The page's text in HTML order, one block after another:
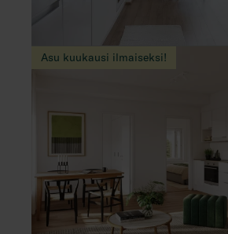
Asu kuukausi ilmaiseksi!